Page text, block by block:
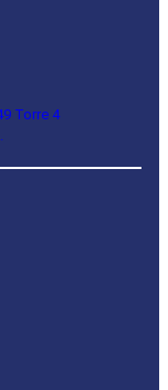
Torre 4